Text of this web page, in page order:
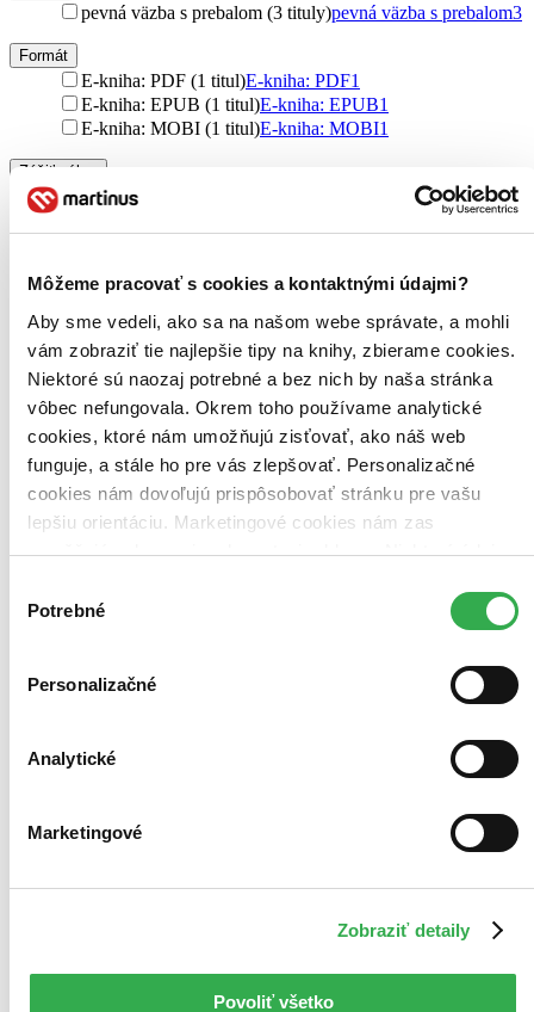
Môžeme pracovať s cookies a kontaktnými údajmi?
Aby sme vedeli, ako sa na našom webe správate, a mohli
vám zobraziť tie najlepšie tipy na knihy, zbierame cookies.
Niektoré sú naozaj potrebné a bez nich by naša stránka
vôbec nefungovala. Okrem toho používame analytické
cookies, ktoré nám umožňujú zisťovať, ako náš web
funguje, a stále ho pre vás zlepšovať. Personalizačné
cookies nám dovoľujú prispôsobovať stránku pre vašu
lepšiu orientáciu. Marketingové cookies nám zas
umožňujú zobrazenie relevantnej reklamy. Niektoré údaje
keby sme mohli používať všetky tieto cookies. Ďakujeme!
súhlasu
Potrebné
Personalizačné
Analytické
Marketingové
Zobraziť detaily
Povoliť všetko
pevná väzba s prebalom (3 tituly)pevná väzba s prebalom3
Formát
E-kniha: PDF (1 titul)E-kniha: PDF1
E-kniha: EPUB (1 titul)E-kniha: EPUB1
E-kniha: MOBI (1 titul)E-kniha: MOBI1
Zúžiť výber
Zoradiť
Bestsellery
Top hodnotené
Novinky
Najdrahšie
Najlacnejšie
Najvyššia zľava